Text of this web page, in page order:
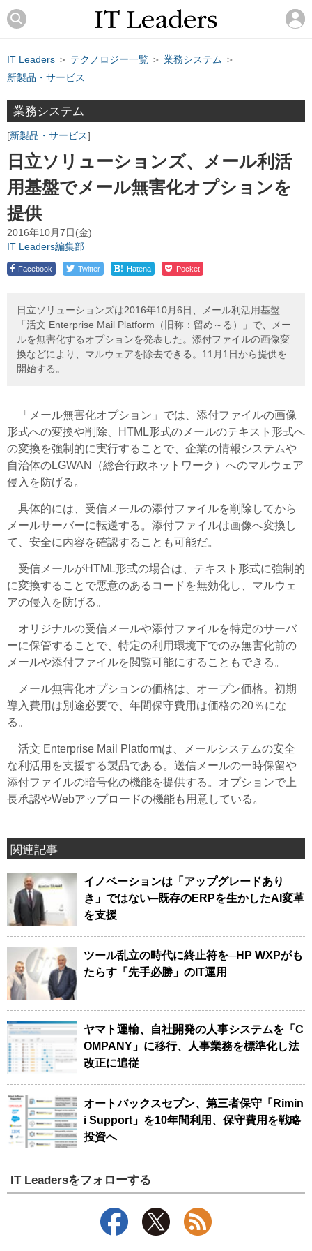
IT Leaders ＞ テクノロジー一覧 ＞ 業務システム ＞
新製品・サービス
業務システム
新製品・サービス
日立ソリューションズ、メール利活
用基盤でメール無害化オプションを
提供
2016年10月7日(金)
IT Leaders編集部
Facebook Twitter ! Hatena Pocket
日立ソリューションズは2016年10月6日、メール利活用基盤
「活文 Enterprise Mail Platform（旧称：留め～る）」で、メー
ルを無害化するオプションを発表した。添付ファイルの画像変
換などにより、マルウェアを除去できる。11月1日から提供を
開始する。
「メール無害化オプション」では、添付ファイルの画像
形式への変換や削除、HTML形式のメールのテキスト形式へ
の変換を強制的に実行することで、企業の情報システムや
自治体のLGWAN（総合行政ネットワーク）へのマルウェア
侵入を防げる。
具体的には、受信メールの添付ファイルを削除してから
メールサーバーに転送する。添付ファイルは画像へ変換し
て、安全に内容を確認することも可能だ。
受信メールがHTML形式の場合は、テキスト形式に強制的
に変換することで悪意のあるコードを無効化し、マルウェ
アの侵入を防げる。
オリジナルの受信メールや添付ファイルを特定のサーバ
ーに保管することで、特定の利用環境下でのみ無害化前の
メールや添付ファイルを閲覧可能にすることもできる。
メール無害化オプションの価格は、オープン価格。初期
導入費用は別途必要で、年間保守費用は価格の20％にな
る。
活文 Enterprise Mail Platformは、メールシステムの安全
な利活用を支援する製品である。送信メールの一時保留や
添付ファイルの暗号化の機能を提供する。オプションで上
長承認やWebアップロードの機能も用意している。
関連記事
イノベーションは「アップグレードあり
き」ではない─既存のERPを生かしたAI変革
を支援
ツール乱立の時代に終止符を─HP WXPがも
たらす「先手必勝」のIT運用
ヤマト運輸、自社開発の人事システムを「C
OMPANY」に移行、人事業務を標準化し法
改正に追従
オートバックスセブン、第三者保守「Rimin
i Support」を10年間利用、保守費用を戦略
投資へ
IT Leadersをフォローする